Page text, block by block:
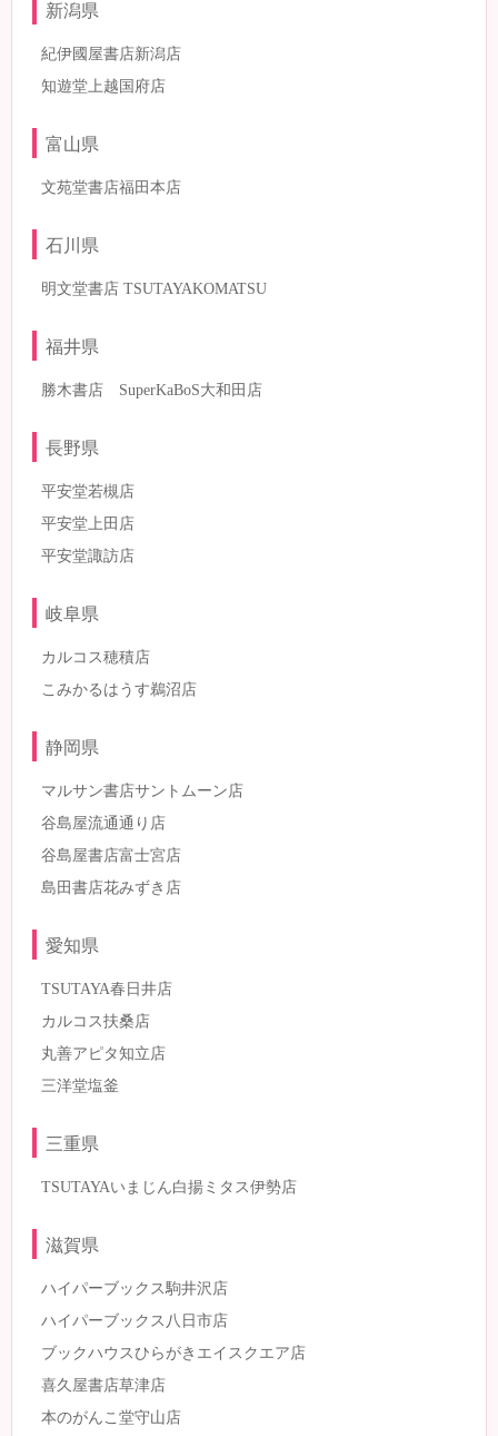
新潟県
紀伊國屋書店新潟店
知遊堂上越国府店
富山県
文苑堂書店福田本店
石川県
明文堂書店 TSUTAYAKOMATSU
福井県
勝木書店 SuperKaBoS大和田店
長野県
平安堂若槻店
平安堂上田店
平安堂諏訪店
岐阜県
カルコス穂積店
こみかるはうす鵜沼店
静岡県
マルサン書店サントムーン店
谷島屋流通通り店
谷島屋書店富士宮店
島田書店花みずき店
愛知県
TSUTAYA春日井店
カルコス扶桑店
丸善アピタ知立店
三洋堂塩釜
三重県
TSUTAYAいまじん白揚ミタス伊勢店
滋賀県
ハイパーブックス駒井沢店
ハイパーブックス八日市店
ブックハウスひらがきエイスクエア店
喜久屋書店草津店
本のがんこ堂守山店